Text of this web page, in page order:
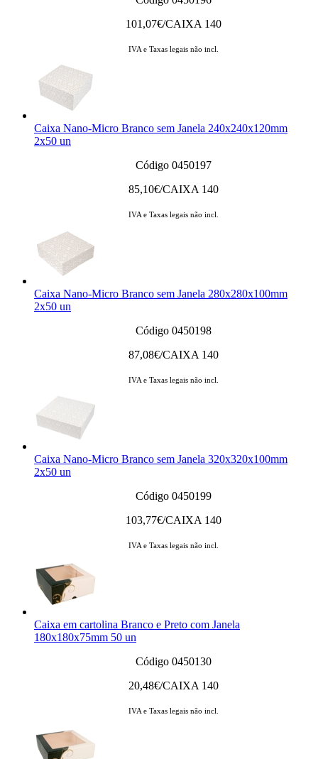
101,07€/CAIXA 140
IVA e Taxas legais não incl.
Caixa Nano-Micro Branco sem Janela 240x240x120mm
2x50 un
Código 0450197
85,10€/CAIXA 140
IVA e Taxas legais não incl.
Caixa Nano-Micro Branco sem Janela 280x280x100mm
2x50 un
Código 0450198
87,08€/CAIXA 140
IVA e Taxas legais não incl.
Caixa Nano-Micro Branco sem Janela 320x320x100mm
2x50 un
Código 0450199
103,77€/CAIXA 140
IVA e Taxas legais não incl.
Caixa em cartolina Branco e Preto com Janela
180x180x75mm 50 un
Código 0450130
20,48€/CAIXA 140
IVA e Taxas legais não incl.